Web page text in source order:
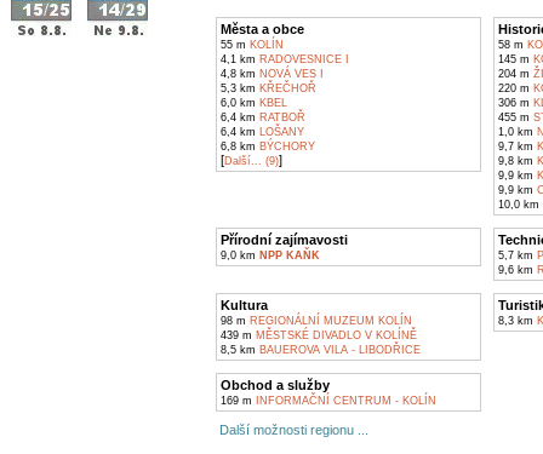
Města a obce
55 m KOLÍN
4,1 km RADOVESNICE I
4,8 km NOVÁ VES I
5,3 km KŘEČHOŘ
6,0 km KBEL
6,4 km RATBOŘ
6,4 km LOŠANY
6,8 km BÝCHORY
[Další... (9)]
58 m
145 m
204 m
220 m
306 m
455 m
1,0 km
9,7 km
9,8 km
9,9 km
9,9 km
10,0 km
Přírodní zajímavosti
9,0 km NPP KAŇK 5,7 km
9,6 km
Kultura
98 m REGIONÁLNÍ MUZEUM KOLÍN
439 m MĚSTSKÉ DIVADLO V KOLÍNĚ
8,5 km BAUEROVA VILA - LIBODŘICE
8,3 km
Obchod a služby
169 m INFORMAČNÍ CENTRUM - KOLÍN
Další možnosti regionu ...